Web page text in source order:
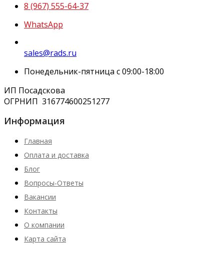
8 (967) 555-64-37
WhatsApp
sales@rads.ru
Понедельник-пятница с 09:00-18:00
ИП Посадскова
ОГРНИП 316774600251277
Информация
Главная
Оплата и доставка
Блог
Вопросы-Ответы
Вакансии
Контакты
О компании
Карта сайта